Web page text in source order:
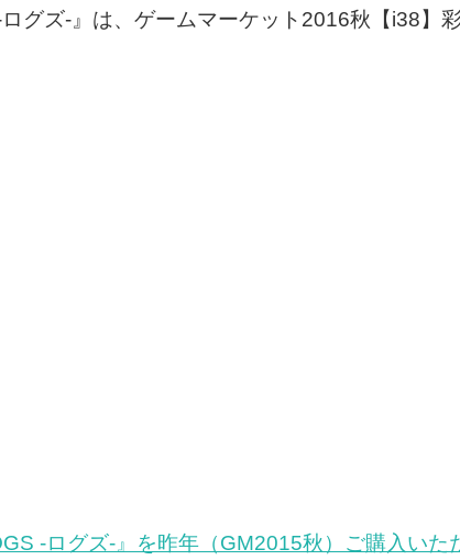
グズ-』は、ゲームマーケット2016秋【i38】
-ログズ-』を昨年（GM2015秋）ご購入いた